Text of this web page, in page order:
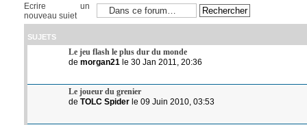
Ecrire un
nouveau sujet
SUJETS
Le jeu flash le plus dur du monde
de morgan21 le 30 Jan 2011, 20:36
Le joueur du grenier
de TOLC Spiderle 09 Juin 2010, 03:53